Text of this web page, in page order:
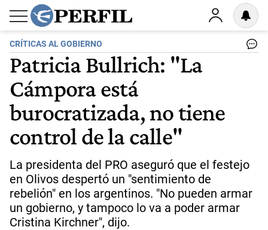
CRÍTICAS AL GOBIERNO
Patricia Bullrich: "La
Cámpora está
burocratizada, no tiene
control de la calle"
La presidenta del PRO aseguró que el festejo
en Olivos despertó un "sentimiento de
rebelión" en los argentinos. "No pueden armar
un gobierno, y tampoco lo va a poder armar
Cristina Kirchner", dijo.